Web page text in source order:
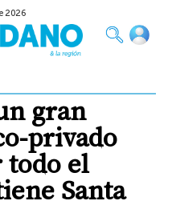
2026
gran
privado
todo el
Santa